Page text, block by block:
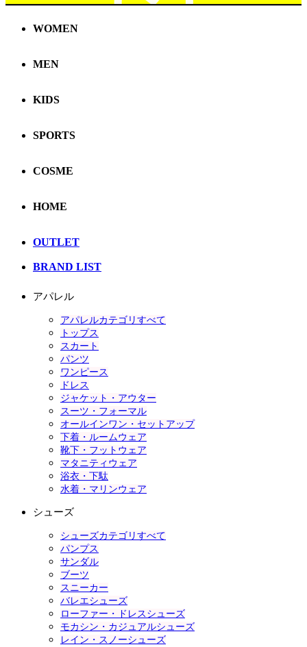
WOMEN
MEN
KIDS
SPORTS
COSME
HOME
OUTLET
BRAND LIST
アパレル
アパレルカテゴリすべて
トップス
スカート
パンツ
ワンピース
ドレス
ジャケット・アウター
スーツ・フォーマル
オールインワン・セットアップ
下着・ルームウェア
靴下・フットウェア
マタニティウェア
浴衣・下駄
水着・マリンウェア
シューズ
シューズカテゴリすべて
パンプス
サンダル
ブーツ
スニーカー
バレエシューズ
ローファー・ドレスシューズ
モカシン・カジュアルシューズ
レイン・スノーシューズ